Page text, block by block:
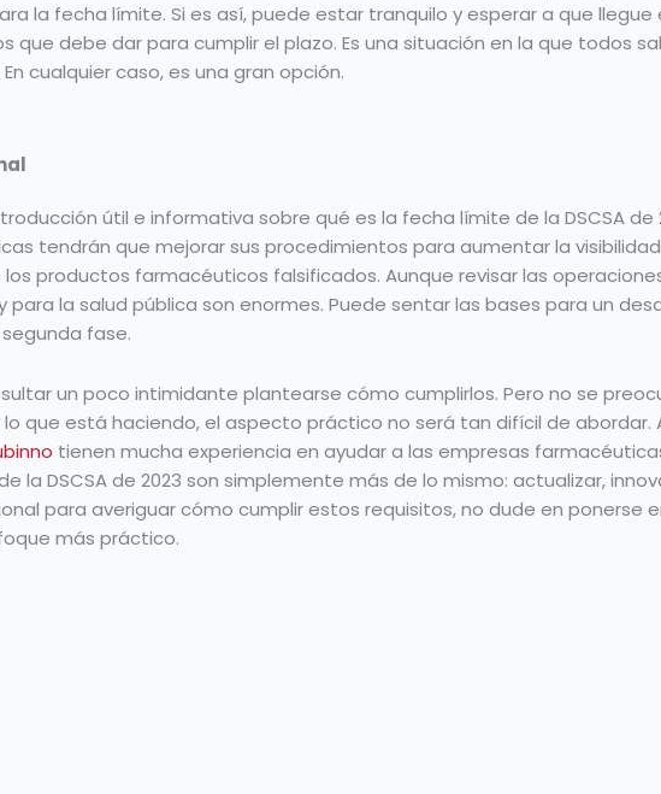
la fecha límite. Si es así, puede estar tranquilo y esperar a que llegue
que debe dar para cumplir el plazo. Es una situación en la que todos
cualquier caso, es una gran opción.
útil e informativa sobre qué es la fecha límite de la DSCSA de
tendrán que mejorar sus procedimientos para aumentar la
productos farmacéuticos falsificados. Aunque revisar las
la salud pública son enormes. Puede sentar las bases para un
fase.
un poco intimidante plantearse cómo cumplirlos. Pero no se
que está haciendo, el aspecto práctico no será tan difícil de abordar.
tienen mucha experiencia en ayudar a las empresas
la DSCSA de 2023 son simplemente más de lo mismo: actualizar,
para averiguar cómo cumplir estos requisitos, no dude en ponerse
más práctico.